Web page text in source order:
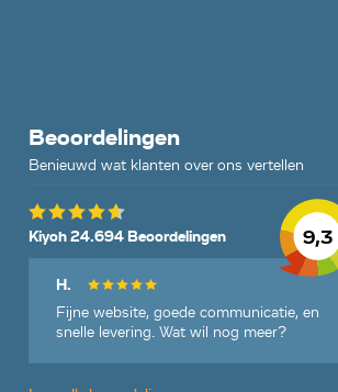
Beoordelingen
Benieuwd wat klanten over ons vertellen
9,3
Kiyoh 24.694 Beoordelingen
H.
Fijne website, goede communicatie, en
snelle levering. Wat wil nog meer?